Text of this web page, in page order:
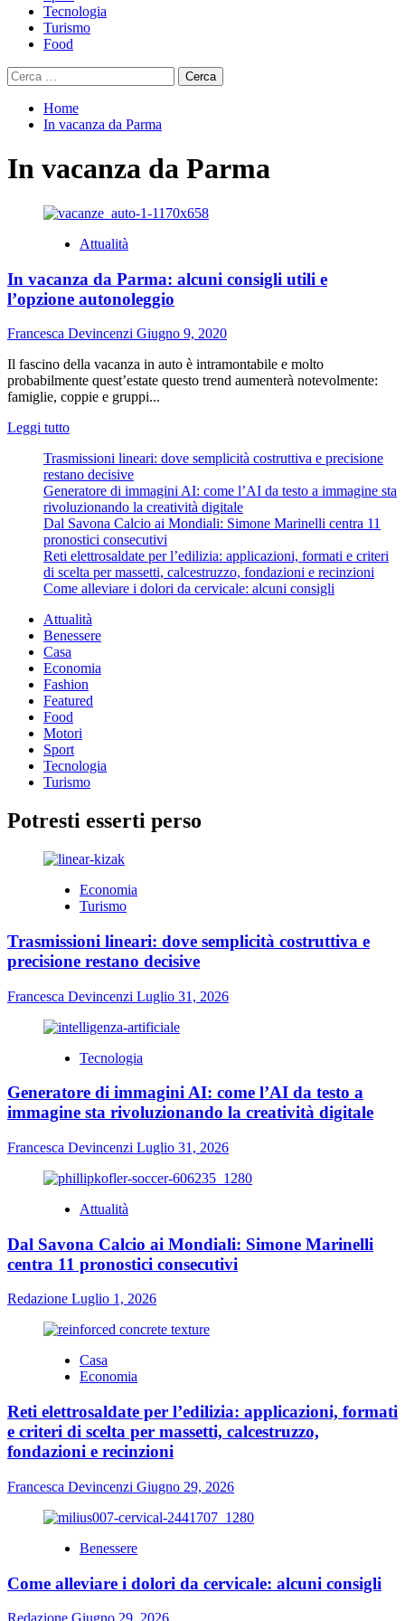
Tecnologia
Turismo
Food
Ricerca
per:
Home
In vacanza da Parma
In vacanza da Parma
Attualità
In vacanza da Parma: alcuni consigli utili e
l’opzione autonoleggio
Francesca Devincenzi Giugno 9, 2020
Il fascino della vacanza in auto è intramontabile e molto
probabilmente quest’estate questo trend aumenterà notevolmente:
famiglie, coppie e gruppi...
Leggi tuttoLeggi
più
su
In
vacanza
da
Parma:
alcuni
consigli
utili
l’opzione
autonoleggio
Trasmissioni lineari: dove semplicità costruttiva e precisione
restano decisive
Generatore di immagini AI: come l’AI da testo a immagine sta
rivoluzionando la creatività digitale
Dal Savona Calcio ai Mondiali: Simone Marinelli centra 11
pronostici consecutivi
Reti elettrosaldate per l’edilizia: applicazioni, formati e criteri
di scelta per massetti, calcestruzzo, fondazioni e recinzioni
Come alleviare i dolori da cervicale: alcuni consigli
Attualità
Benessere
Casa
Economia
Fashion
Featured
Food
Motori
Sport
Tecnologia
Turismo
Potresti esserti perso
Economia
Turismo
Trasmissioni lineari: dove semplicità costruttiva e
precisione restano decisive
Francesca Devincenzi Luglio 31, 2026
Tecnologia
Generatore di immagini AI: come l’AI da testo a
immagine sta rivoluzionando la creatività digitale
Francesca Devincenzi Luglio 31, 2026
Attualità
Dal Savona Calcio ai Mondiali: Simone Marinelli
centra 11 pronostici consecutivi
Redazione Luglio 1, 2026
Casa
Economia
Reti elettrosaldate per l’edilizia: applicazioni, formati
e criteri di scelta per massetti, calcestruzzo,
fondazioni e recinzioni
Francesca Devincenzi Giugno 29, 2026
Benessere
Come alleviare i dolori da cervicale: alcuni consigli